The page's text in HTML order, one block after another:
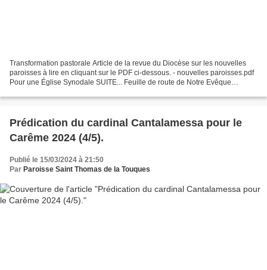
Transformation pastorale Article de la revue du Diocèse sur les nouvelles
paroisses à lire en cliquant sur le PDF ci-dessous. - nouvelles paroisses.pdf
Pour une Église Synodale SUITE... Feuille de route de Notre Evêque
Prédication du cardinal Cantalamessa pour le
Carême 2024 (4/5).
Publié le 15/03/2024 à 21:50
Par Paroisse Saint Thomas de la Touques